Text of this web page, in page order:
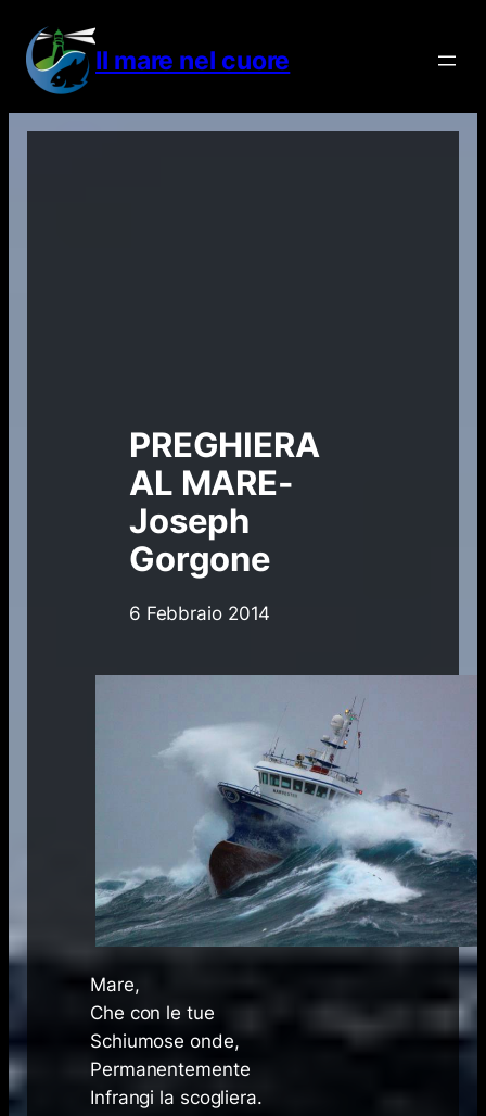
contenuto
Il mare nel cuore
PREGHIERA
AL MARE-
Joseph
Gorgone
6 Febbraio 2014
Mare,
Che con le tue
Schiumose onde,
Permanentemente
Infrangi la scogliera.